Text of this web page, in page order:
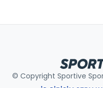
© Copyright Sportive